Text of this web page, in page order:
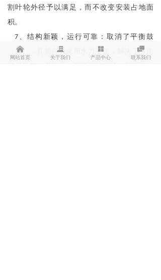
割叶轮外径予以满足，而不改变安装占地面
积。
7 、结构新颖，运行可靠：取消了平衡鼓
（盘），其轴向力采用水力平衡，解决了平衡
낀
网站首页
끉
关于我们
넒
产品中心

联系我们